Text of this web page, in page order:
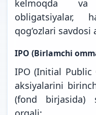
kelmoqda va
obligatsiyalar,
qog‘ozlari
IPO (Birlamchi
IPO (Initial
aksiyalarini
(fond birjasida)